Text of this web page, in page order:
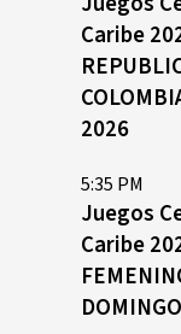
Caribe
2026
5:35 PM
Juegos
Caribe